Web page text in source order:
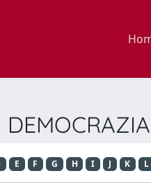
E F G H I J K L